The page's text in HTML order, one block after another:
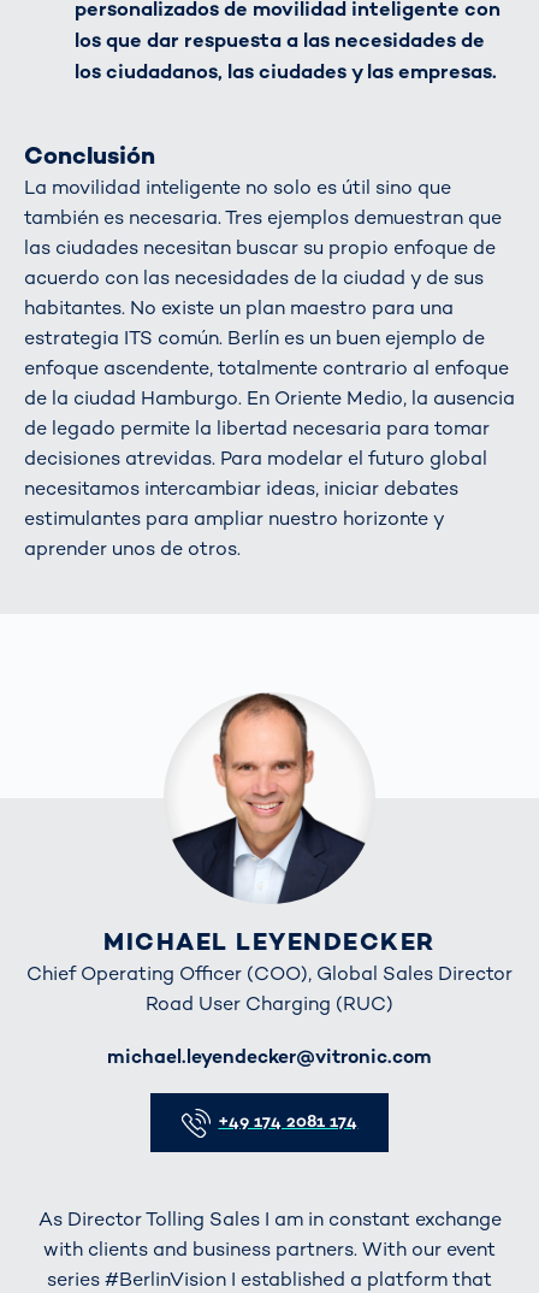
personalizados de movilidad inteligente con
los que dar respuesta a las necesidades de
los ciudadanos, las ciudades y las empresas.
Conclusión
La movilidad inteligente no solo es útil sino que
también es necesaria. Tres ejemplos demuestran que
las ciudades necesitan buscar su propio enfoque de
acuerdo con las necesidades de la ciudad y de sus
habitantes. No existe un plan maestro para una
estrategia ITS común. Berlín es un buen ejemplo de
enfoque ascendente, totalmente contrario al enfoque
de la ciudad Hamburgo. En Oriente Medio, la ausencia
de legado permite la libertad necesaria para tomar
decisiones atrevidas. Para modelar el futuro global
necesitamos intercambiar ideas, iniciar debates
estimulantes para ampliar nuestro horizonte y
aprender unos de otros.
MICHAEL LEYENDECKER
Chief Operating Officer (COO), Global Sales Director
Road User Charging (RUC)
michael.leyendecker@vitronic.com
+49 174 2081 174
As Director Tolling Sales I am in constant exchange
with clients and business partners. With our event
series #BerlinVision I established a platform that